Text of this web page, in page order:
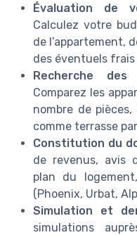
Évaluation de
Calculez votre
de l’appartement,
des éventuels frais
Recherche des
Comparez les
nombre de
comme terrasse
Constitution du
de revenus, avis
plan du
(Phoenix, Urbat,
Simulation et
simulations